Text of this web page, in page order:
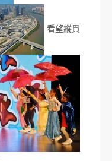
看望縱貫